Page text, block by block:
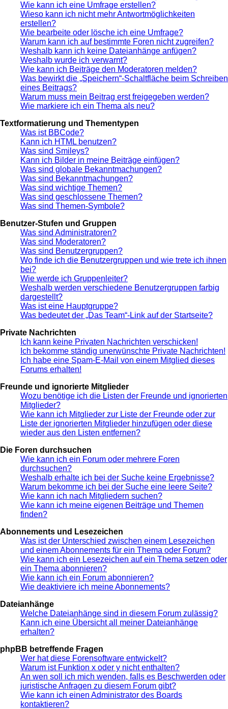
Wie kann ich eine Umfrage erstellen?
Wieso kann ich nicht mehr Antwortmöglichkeiten
erstellen?
Wie bearbeite oder lösche ich eine Umfrage?
Warum kann ich auf bestimmte Foren nicht zugreifen?
Weshalb kann ich keine Dateianhänge anfügen?
Weshalb wurde ich verwarnt?
Wie kann ich Beiträge den Moderatoren melden?
Was bewirkt die „Speichern“-Schaltfläche beim Schreiben
eines Beitrags?
Warum muss mein Beitrag erst freigegeben werden?
Wie markiere ich ein Thema als neu?
Textformatierung und Thementypen
Was ist BBCode?
Kann ich HTML benutzen?
Was sind Smileys?
Kann ich Bilder in meine Beiträge einfügen?
Was sind globale Bekanntmachungen?
Was sind Bekanntmachungen?
Was sind wichtige Themen?
Was sind geschlossene Themen?
Was sind Themen-Symbole?
Benutzer-Stufen und Gruppen
Was sind Administratoren?
Was sind Moderatoren?
Was sind Benutzergruppen?
Wo finde ich die Benutzergruppen und wie trete ich ihnen
bei?
Wie werde ich Gruppenleiter?
Weshalb werden verschiedene Benutzergruppen farbig
dargestellt?
Was ist eine Hauptgruppe?
Was bedeutet der „Das Team“-Link auf der Startseite?
Private Nachrichten
Ich kann keine Privaten Nachrichten verschicken!
Ich bekomme ständig unerwünschte Private Nachrichten!
Ich habe eine Spam-E-Mail von einem Mitglied dieses
Forums erhalten!
Freunde und ignorierte Mitglieder
Wozu benötige ich die Listen der Freunde und ignorierten
Mitglieder?
Wie kann ich Mitglieder zur Liste der Freunde oder zur
Liste der ignorierten Mitglieder hinzufügen oder diese
wieder aus den Listen entfernen?
Die Foren durchsuchen
Wie kann ich ein Forum oder mehrere Foren
durchsuchen?
Weshalb erhalte ich bei der Suche keine Ergebnisse?
Warum bekomme ich bei der Suche eine leere Seite?
Wie kann ich nach Mitgliedern suchen?
Wie kann ich meine eigenen Beiträge und Themen
finden?
Abonnements und Lesezeichen
Was ist der Unterschied zwischen einem Lesezeichen
und einem Abonnements für ein Thema oder Forum?
Wie kann ich ein Lesezeichen auf ein Thema setzen oder
ein Thema abonnieren?
Wie kann ich ein Forum abonnieren?
Wie deaktiviere ich meine Abonnements?
Dateianhänge
Welche Dateianhänge sind in diesem Forum zulässig?
Kann ich eine Übersicht all meiner Dateianhänge
erhalten?
phpBB betreffende Fragen
Wer hat diese Forensoftware entwickelt?
Warum ist Funktion x oder y nicht enthalten?
An wen soll ich mich wenden, falls es Beschwerden oder
juristische Anfragen zu diesem Forum gibt?
Wie kann ich einen Administrator des Boards
kontaktieren?